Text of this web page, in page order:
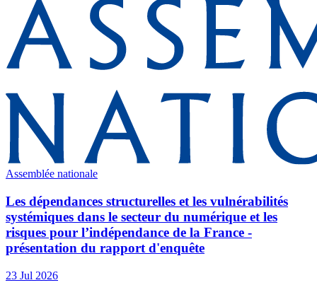
Assemblée nationale
Les dépendances structurelles et les vulnérabilités
systémiques dans le secteur du numérique et les
risques pour l’indépendance de la France -
présentation du rapport d'enquête
23 Jul 2026